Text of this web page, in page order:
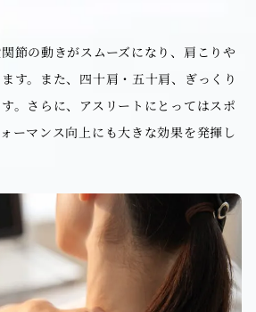
節の動きがスムーズになり、肩こりや
す。また、四十肩・五十肩、ぎっくり
。さらに、アスリートにとってはスポ
ーマンス向上にも大きな効果を発揮し